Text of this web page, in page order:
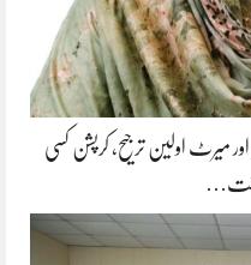
میرٹ اولین ترجیح، کرپشن کسی